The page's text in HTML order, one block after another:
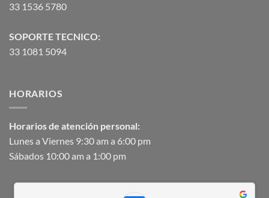
33 1536 5780
SOPORTE TECNICO:
33 1081 5094
HORARIOS
Horarios de atención personal:
Lunes a Viernes 9:30 am a 6:00 pm
Sábados 10:00 am a 1:00 pm